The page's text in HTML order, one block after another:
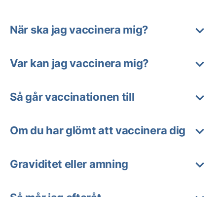
När ska jag vaccinera mig?
Var kan jag vaccinera mig?
Så går vaccinationen till
Om du har glömt att vaccinera dig
Graviditet eller amning